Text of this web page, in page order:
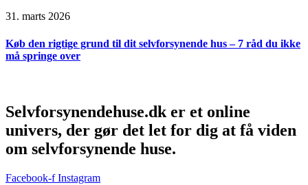
31. marts 2026
Køb den rigtige grund til dit selvforsynende hus – 7 råd du ikke
må springe over
Selvforsynendehuse.dk er et online
univers, der gør det let for dig at få viden
om selvforsynende huse.
Facebook-f Instagram